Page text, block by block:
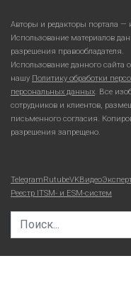
Авторы и редакторы портала
Использование материалов
разрешения правообладателя.
Использование данного сайта
нашу Политику обработки
персональных данных. Все
сотрудников и клиентов,
письменного согласия.
разрешения запрещено.
TelegramRutubeVKВидео
Реестр ITSM- и ESM-систем
Search for